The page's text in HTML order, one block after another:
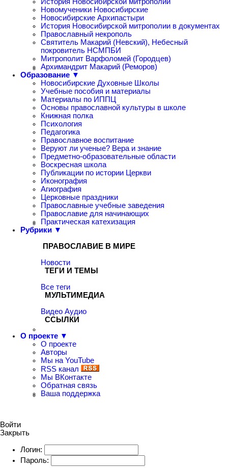
Новомученики Новосибирские
Новосибирские Архипастыри
История Новосибирской митрополии в документах
Православный некрополь
Святитель Макарий (Невский), Небесный
покровитель НСМПБИ
Митрополит Варфоломей (Городцев)
Архимандрит Макарий (Реморов)
Образование ▼
Новосибирские Духовные Школы
Учебные пособия и материалы
Материалы по ИППЦ
Основы православной культуры в школе
Книжная полка
Психология
Педагогика
Православное воспитание
Веруют ли ученые? Вера и знание
Предметно-образовательные области
Воскресная школа
Публикации по истории Церкви
Иконография
Агиография
Церковные праздники
Православные учебные заведения
Православие для начинающих
Практическая катехизация
Рубрики ▼
ПРАВОСЛАВИЕ В МИРЕ
Новости
ТЕГИ И ТЕМЫ
Все теги
МУЛЬТИМЕДИА
Видео Аудио
ССЫЛКИ
О проекте ▼
О проекте
Авторы
Мы на YouTube
RSS канал
Мы ВКонтакте
Обратная связь
Ваша поддержка
Войти
Закрыть
Логин:
Пароль: